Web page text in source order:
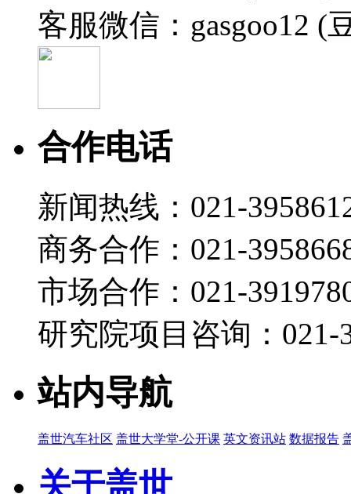
客服微信：gasgoo12 (
合作电话
新闻热线：021-
商务合作：021-
市场合作：021-
研究院项目咨询：021-
站内导航
盖世汽车社区 盖世大学堂-公开课 英文资讯站 数据报告
关于盖世